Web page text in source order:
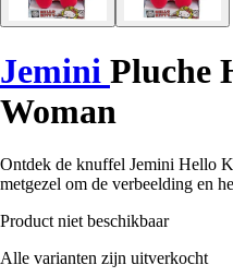
Jemini Pluche
Woman
Ontdek de knuffel Jemini Hello
metgezel om de verbeelding en
Product niet beschikbaar
Alle varianten zijn uitverkocht